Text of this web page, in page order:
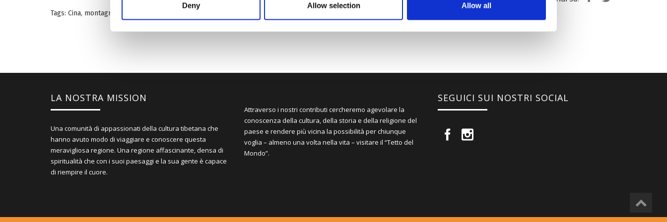
Deny Allow selection Allow all
Tags: Cina, montagna
LA NOSTRA MISSION
Una comunità di appassionati della cultura tibetana che
hanno avuto modo di viaggiare e conoscere questa
meravigliosa regione. Una regione affascinante, densa di
spiritualità che con i suoi paesaggi e la sua gente è capace
di riempire il cuore.
Attraverso i nostri contributi cercheremo agevolare la
conoscenza della cultura, della storia e della religione del
paese e rendere più vicina la possibilità per chiunque
voglia – almeno una volta nella vita – visitare il “Tetto del
Mondo”.
SEGUICI SUI NOSTRI SOCIAL